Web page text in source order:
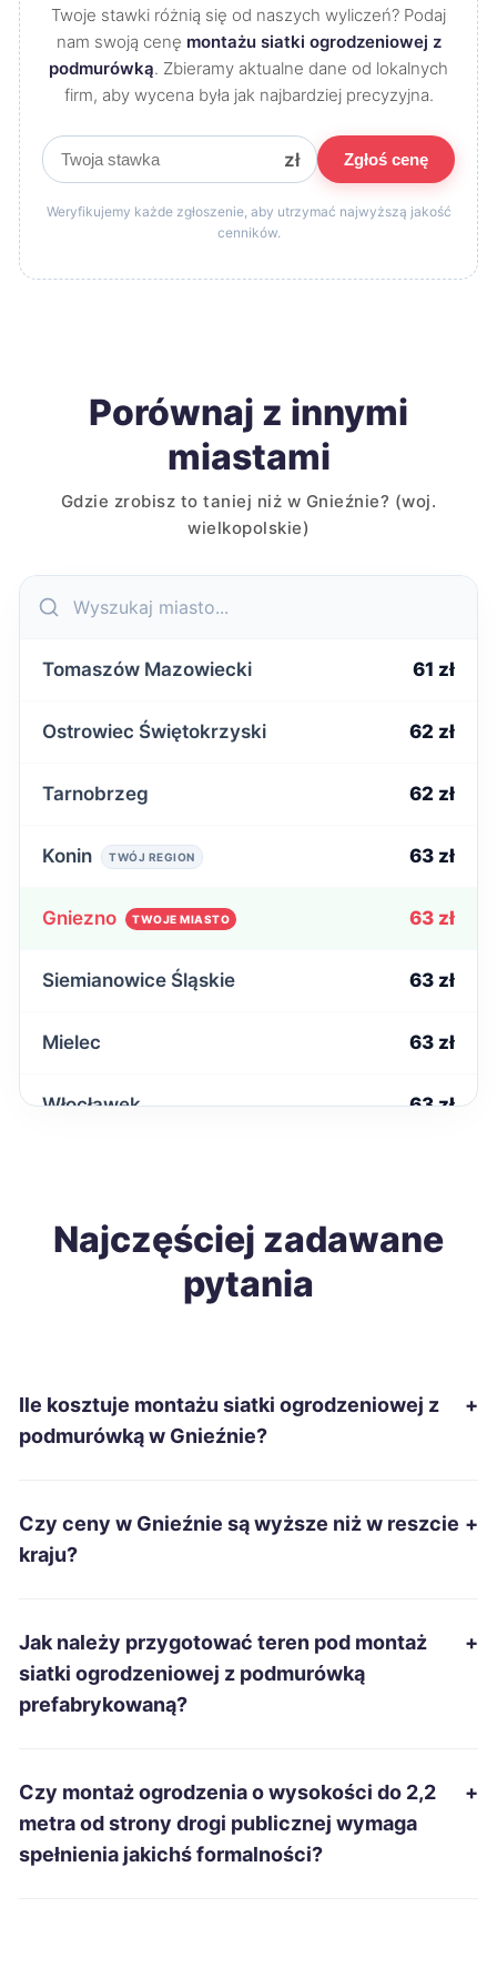
Twoje stawki różnią się od naszych wyliczeń? Podaj
nam swoją cenę montażu siatki ogrodzeniowej z
podmurówką. Zbieramy aktualne dane od lokalnych
firm, aby wycena była jak najbardziej precyzyjna.
zł Zgłoś cenę
Weryfikujemy każde zgłoszenie, aby utrzymać najwyższą jakość
cenników.
Porównaj z innymi
miastami
Gdzie zrobisz to taniej niż w Gnieźnie? (woj.
wielkopolskie)
Tomaszów Mazowiecki 61 zł
Ostrowiec Świętokrzyski 62 zł
Tarnobrzeg 62 zł
Konin TWÓJ REGION 63 zł
Gniezno TWOJE MIASTO 63 zł
Siemianowice Śląskie 63 zł
Mielec 63 zł
Włocławek 63 zł
Krosno 63 zł
Piła TWÓJ REGION 64 zł
Grudziądz
Radomsko
Rzeszów 65 zł
Dąbrowa Górnicza
Najczęściej zadawane
pytania
Ile kosztuje montażu siatki ogrodzeniowej z
podmurówką w Gnieźnie?
+
Czy ceny w Gnieźnie są wyższe niż w reszcie
kraju?
+
Jak należy przygotować teren pod montaż
siatki ogrodzeniowej z podmurówką
prefabrykowaną?
+
Czy montaż ogrodzenia o wysokości do 2,2
metra od strony drogi publicznej wymaga
spełnienia jakichś formalności?
+